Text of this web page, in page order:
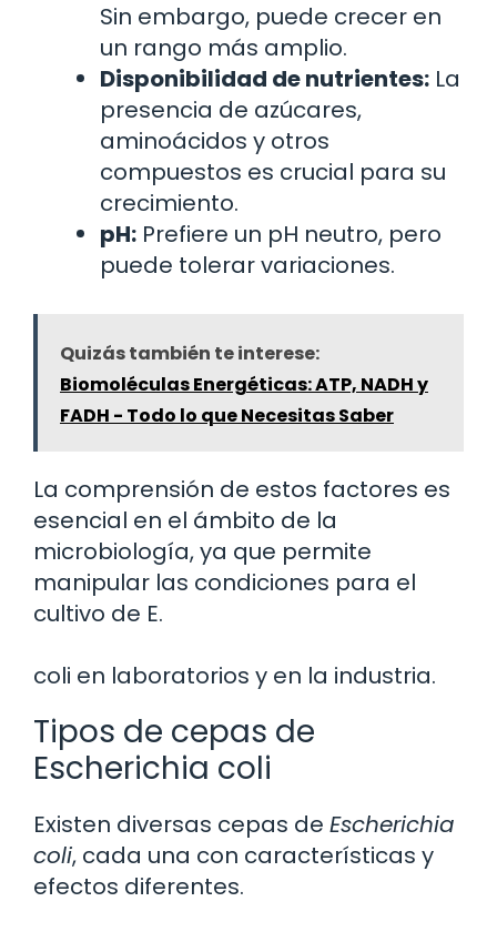
Sin embargo, puede crecer en
un rango más amplio.
Disponibilidad de nutrientes: La
presencia de azúcares,
aminoácidos y otros
compuestos es crucial para su
crecimiento.
pH: Prefiere un pH neutro, pero
puede tolerar variaciones.
Quizás también te interese:
Biomoléculas Energéticas: ATP, NADH y
FADH - Todo lo que Necesitas Saber
La comprensión de estos factores es
esencial en el ámbito de la
microbiología, ya que permite
manipular las condiciones para el
cultivo de E.
coli en laboratorios y en la industria.
Tipos de cepas de
Escherichia coli
Existen diversas cepas de Escherichia
coli, cada una con características y
efectos diferentes.